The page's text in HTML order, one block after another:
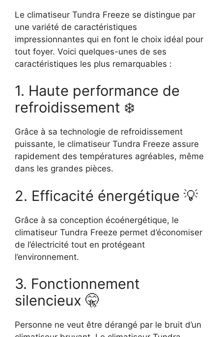
Le climatiseur Tundra Freeze se distingue par
une variété de caractéristiques
impressionnantes qui en font le choix idéal pour
tout foyer. Voici quelques-unes de ses
caractéristiques les plus remarquables :
1. Haute performance de
refroidissement ❄️
Grâce à sa technologie de refroidissement
puissante, le climatiseur Tundra Freeze assure
rapidement des températures agréables, même
dans les grandes pièces.
2. Efficacité énergétique 💡
Grâce à sa conception écoénergétique, le
climatiseur Tundra Freeze permet d’économiser
de l’électricité tout en protégeant
l’environnement.
3. Fonctionnement
silencieux 🤫
Personne ne veut être dérangé par le bruit d’un